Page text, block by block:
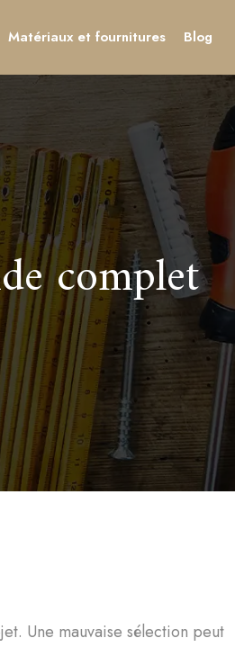
Matériaux et fournitures Blog
complet
Une mauvaise sélection peut